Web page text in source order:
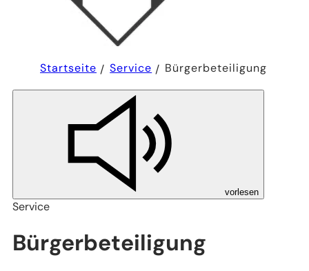
hier:
Startseite Service Bürgerbeteiligung
vorlesen
Service
Bürgerbeteiligung